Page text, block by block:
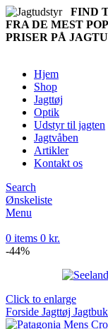
FIND
FRA DE MEST
PRISER PÅ
Hjem
Shop
Jagttøj
Optik
Udstyr til jagten
Jagtvåben
Artikler
Kontakt os
Search
Ønskeliste
Menu
0 items 0 kr.
-44%
Click to enlarge
Forside Jagttøj